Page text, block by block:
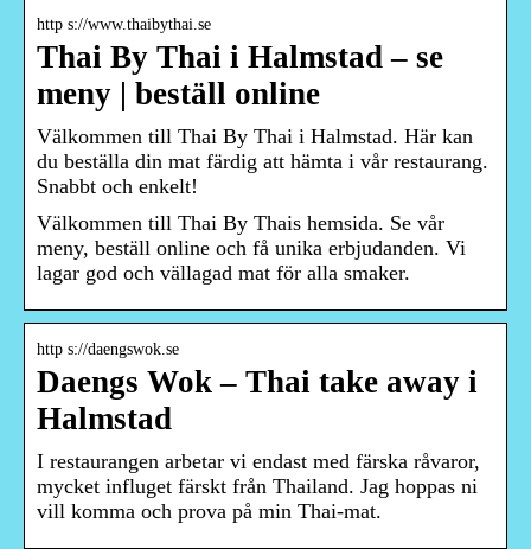
http s://www.thaibythai.se
Thai By Thai i Halmstad – se
meny | beställ online
Välkommen till Thai By Thai i Halmstad. Här kan
du beställa din mat färdig att hämta i vår restaurang.
Snabbt och enkelt!
Välkommen till Thai By Thais hemsida. Se vår
meny, beställ online och få unika erbjudanden. Vi
lagar god och vällagad mat för alla smaker.
http s://daengswok.se
Daengs Wok – Thai take away i
Halmstad
I restaurangen arbetar vi endast med färska råvaror,
mycket influget färskt från Thailand. Jag hoppas ni
vill komma och prova på min Thai-mat.